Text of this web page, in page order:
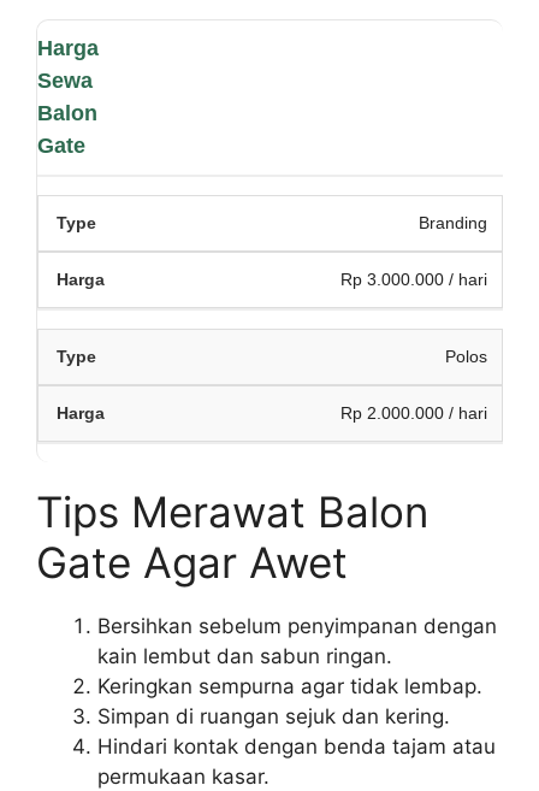
Harga
Sewa
Balon
Gate
Branding
Rp 3.000.000 / hari
Polos
Rp 2.000.000 / hari
Tips Merawat Balon
Gate Agar Awet
Bersihkan sebelum penyimpanan dengan
kain lembut dan sabun ringan.
Keringkan sempurna agar tidak lembap.
Simpan di ruangan sejuk dan kering.
Hindari kontak dengan benda tajam atau
permukaan kasar.